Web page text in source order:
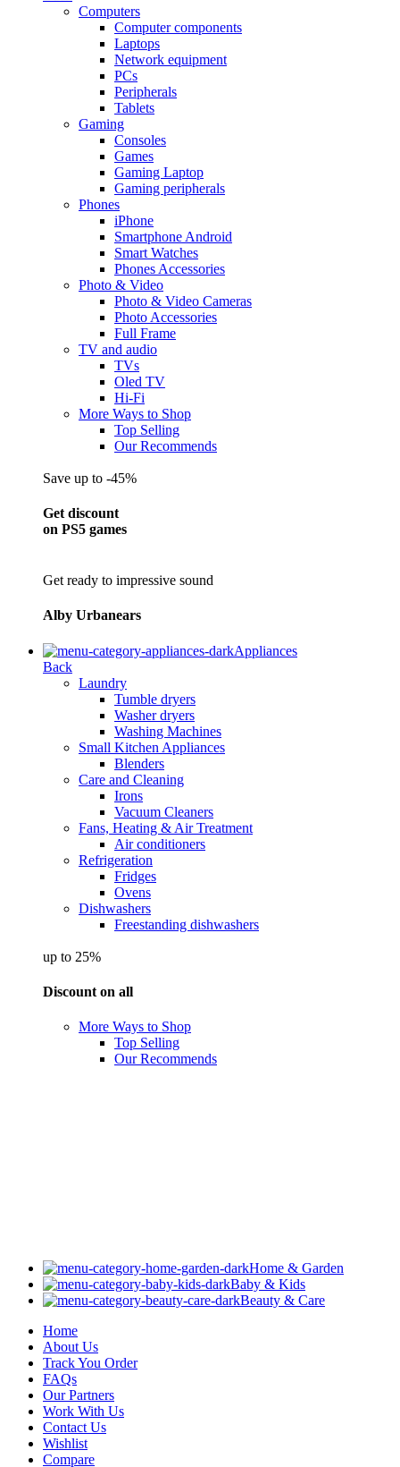
Computers
Computer components
Laptops
Network equipment
PCs
Peripherals
Tablets
Gaming
Consoles
Games
Gaming Laptop
Gaming peripherals
Phones
iPhone
Smartphone Android
Smart Watches
Phones Accessories
Photo & Video
Photo & Video Cameras
Photo Accessories
Full Frame
TV and audio
TVs
Oled TV
Hi-Fi
More Ways to Shop
Top Selling
Our Recommends
Save up to -45%
Get discount
on PS5 games
Get ready to impressive sound
Alby Urbanears
Appliances
Back
Laundry
Tumble dryers
Washer dryers
Washing Machines
Small Kitchen Appliances
Blenders
Care and Cleaning
Irons
Vacuum Cleaners
Fans, Heating & Air Treatment
Air conditioners
Refrigeration
Fridges
Ovens
Dishwashers
Freestanding dishwashers
up to 25%
Discount on all
More Ways to Shop
Top Selling
Our Recommends
Home & Garden
Baby & Kids
Beauty & Care
Home
About Us
Track You Order
FAQs
Our Partners
Work With Us
Contact Us
Wishlist
Compare